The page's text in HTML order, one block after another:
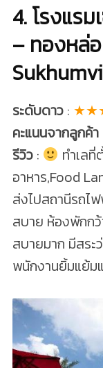
4. โรงแร
– ทองหล่
ระดับดาว:
คะแนนจากลูกค้า
รีวิว:
ทำเลที่
อาหาร,Food
ส่งไปสถานีรถไ
สบาย ห้องพักก
สบายมาก มีสระ
พนักงานยิ้มแย้ม